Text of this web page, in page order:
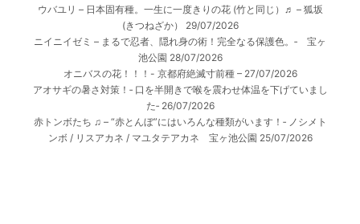
ウバユリ – 日本固有種。一生に一度きりの花 (竹と同じ）♬ – 狐坂
(きつねざか）
29/07/2026
ニイニイゼミ – まるで忍者、隠れ身の術！完全なる保護色。‐ 宝ヶ
池公園 28/07/2026
オニバスの花！！！- 京都府絶滅寸前種 – 27/07/2026
アオサギの暑さ対策！‐ 口を半開きで喉を震わせ体温を下げていまし
た‐ 26/07/2026
赤トンボたち ♫ – “赤とんぼ”にはいろんな種類がいます！‐ ノシメト
ンボ / リスアカネ / マユタテアカネ 宝ヶ池公園 25/07/2026